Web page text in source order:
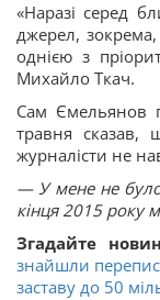
«Наразі серед
джерел, зокрема,
однією з
Михайло Ткач.
Сам Ємельянов
травня
журналісти не
— У мене не було
кінця 2015 року
Згадайте
знайшли
заставу до 50